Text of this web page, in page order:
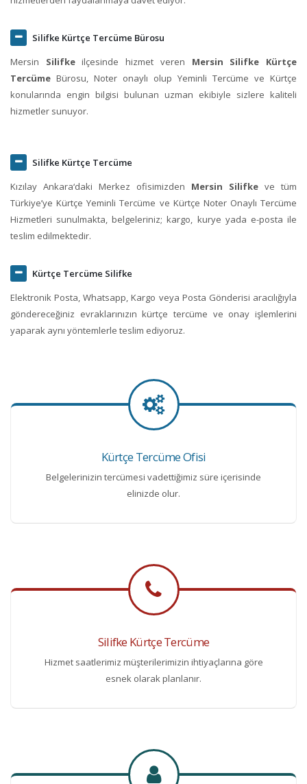
Silifke Kürtçe Tercüme Bürosu
Mersin Silifkeilçesinde hizmet veren Mersin Silifke Kürtçe
Tercüme Bürosu, Noter onaylı olup Yeminli Tercüme ve Kürtçe
konularında engin bilgisi bulunan uzman ekibiyle sizlere kaliteli
hizmetler sunuyor.
Silifke Kürtçe Tercüme
Kızılay Ankara‘daki Merkez ofisimizden Mersin Silifke ve tüm
Türkiye’ye Kürtçe Yeminli Tercüme ve Kürtçe Noter Onaylı Tercüme
Hizmetleri sunulmakta, belgeleriniz; kargo, kurye yada e-posta ile
teslim edilmektedir.
Kürtçe Tercüme Silifke
Elektronik Posta, Whatsapp, Kargo veya Posta Gönderisi aracılığıyla
göndereceğiniz evraklarınızın kürtçe tercüme ve onay işlemlerini
yaparak aynı yöntemlerle teslim ediyoruz.
Kürtçe Tercüme Ofisi
Belgelerinizin tercümesi vadettiğimiz süre içerisinde
elinizde olur.
Silifke Kürtçe Tercüme
Hizmet saatlerimiz müşterilerimizin ihtiyaçlarına göre
esnek olarak planlanır.